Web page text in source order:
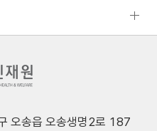
오송읍 오송생명2로 187